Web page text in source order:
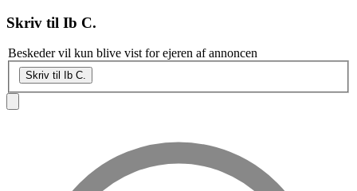
Skriv til Ib C.
Beskeder vil kun blive vist for ejeren af annoncen
Skriv til Ib C.